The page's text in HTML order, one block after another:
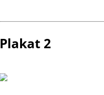
Plakat 2